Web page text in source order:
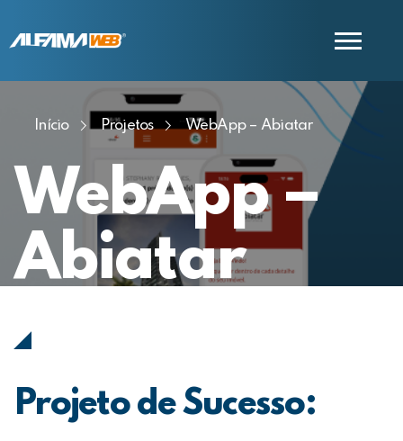
COMERCIAL
SUPORTE
Início Projetos WebApp – Abiatar
WebApp –
Abiatar
Projeto de Sucesso: